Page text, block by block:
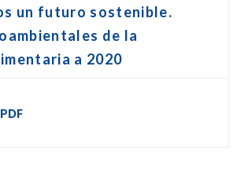
un futuro sostenible.
de la
a 2020